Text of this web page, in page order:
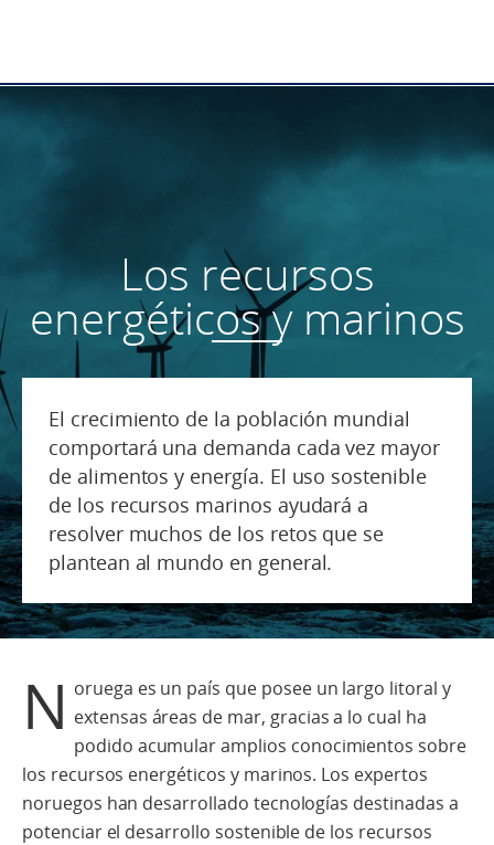
Los recursos
energéticos y marinos
El crecimiento de la población mundial
comportará una demanda cada vez mayor
de alimentos y energía. El uso sostenible
de los recursos marinos ayudará a
resolver muchos de los retos que se
plantean al mundo en general.
N oruega es un país que posee un largo litoral y
extensas áreas de mar, gracias a lo cual ha
podido acumular amplios conocimientos sobre
los recursos energéticos y marinos. Los expertos
noruegos han desarrollado tecnologías destinadas a
potenciar el desarrollo sostenible de los recursos